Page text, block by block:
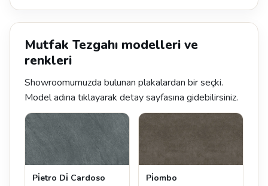
Mutfak Tezgahı modelleri ve
renkleri
Showroomumuzda bulunan plakalardan bir seçki.
Model adına tıklayarak detay sayfasına gidebilirsiniz.
Pi̇etro Di̇ Cardoso
Pi̇ombo